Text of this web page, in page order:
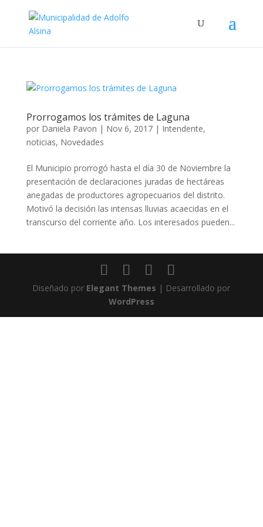
Prorrogamos los trámites de Laguna
por Daniela Pavon | Nov 6, 2017| Intendente,
noticias, Novedades
El Municipio prorrogó hasta el día 30 de Noviembre la
presentación de declaraciones juradas de hectáreas
anegadas de productores agropecuarios del distrito.
Motivó la decisión las intensas lluvias acaecidas en el
transcurso del corriente año. Los interesados pueden...
Diseñado por Elegant Themes | Desarrollado por
WordPress